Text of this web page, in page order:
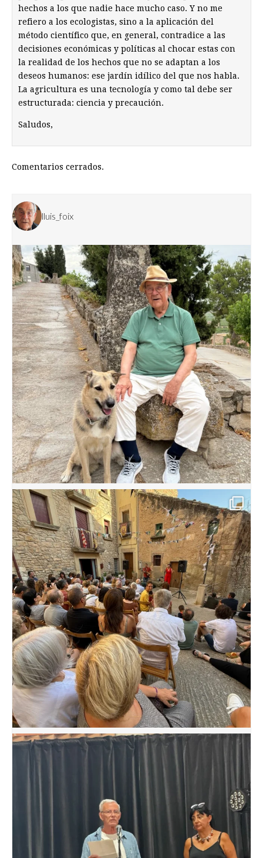
hechos a los que nadie hace mucho caso. Y no me
refiero a los ecologistas, sino a la aplicación del
método científico que, en general, contradice a las
decisiones económicas y políticas al chocar estas con
la realidad de los hechos que no se adaptan a los
deseos humanos: ese jardín idílico del que nos habla.
La agricultura es una tecnología y como tal debe ser
estructurada: ciencia y precaución.
Saludos,
Comentarios cerrados.
lluis_foix